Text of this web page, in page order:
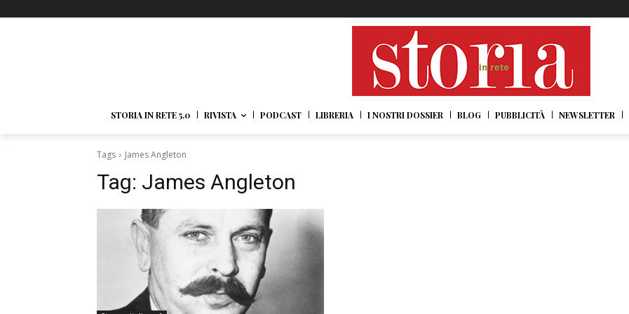
STORIA IN RETE 5.0 RIVISTA PODCAST LIBRERIA I NOSTRI DOSSIER BLOG PUBBLICITÀ NEWSLETTER
Tags James Angleton
Tag: James Angleton